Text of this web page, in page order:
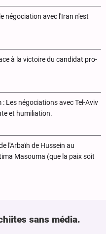
négociation avec l'Iran n'est
à la victoire du candidat pro-
Les négociations avec Tel-Aviv
et humiliation.
l'Arbaïn de Hussein au
Masouma (que la paix soit
sans média.